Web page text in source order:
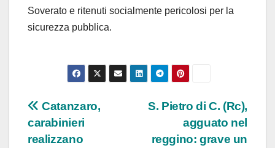
Soverato e ritenuti socialmente pericolosi per la
sicurezza pubblica.
Navigazione
articoli
S. Pietro di C. (Rc),
agguato nel
reggino: grave un
Catanzaro,
carabinieri
realizzano